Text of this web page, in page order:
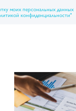
моих персональных данных
конфиденциальности"